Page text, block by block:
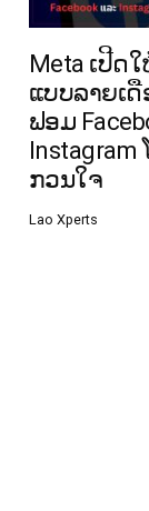
Meta ເປີ
ແບບລາຍເ
ຟອມ
ກວນໃຈ
Lao Xperts